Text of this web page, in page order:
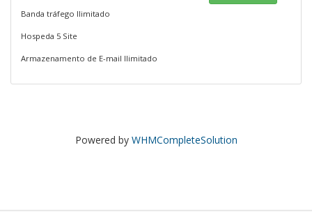
Banda tráfego Ilimitado
Hospeda 5 Site
Armazenamento de E-mail Ilimitado
Powered by WHMCompleteSolution